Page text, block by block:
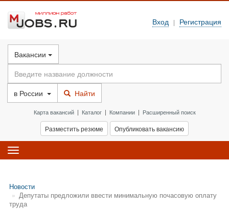
Вход | Регистрация
Вакансии
в России Найти
Карта вакансий| Каталог| Компании| Расширенный поиск
Разместить резюме Опубликовать вакансию
Toggle
navigation
Новости
Депутаты предложили ввести минимальную почасовую оплату
труда